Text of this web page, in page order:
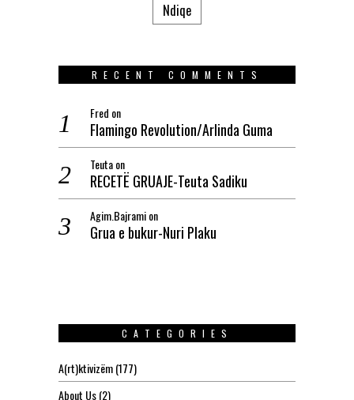
Ndiqe
RECENT COMMENTS
Fred on
Flamingo Revolution/Arlinda Guma
Teutaon
RECETË GRUAJE-Teuta Sadiku
Agim.Bajramion
Grua e bukur-Nuri Plaku
CATEGORIES
A(rt)ktivizëm(177)
About Us(2)